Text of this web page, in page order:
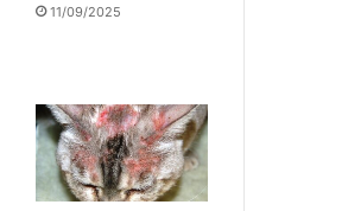
11/09/2025